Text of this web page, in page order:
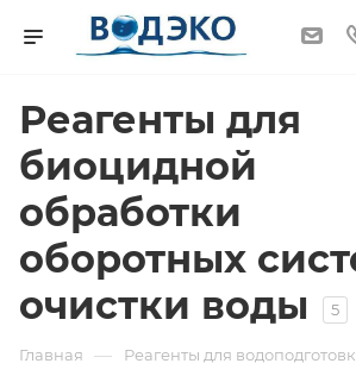
Реагенты для
биоцидной
обработки
оборотных
очистки воды
5
Главная — Реагенты для